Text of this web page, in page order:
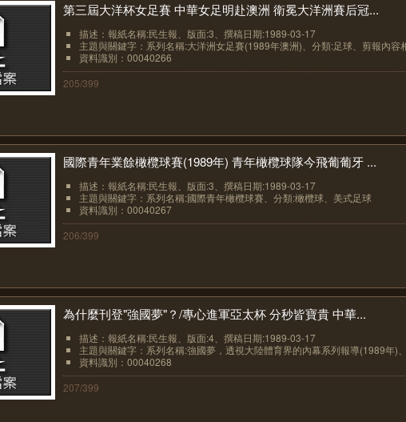
第三屆大洋杯女足賽 中華女足明赴澳洲 衛冕大洋洲賽后冠...
描述：報紙名稱:民生報、版面:3、撰稿日期:1989-03-17
主題與關鍵字：系列名稱:大洋洲女足賽(1989年澳洲)、分類:足球、剪報內容
資料識別：00040266
205/399
國際青年業餘橄欖球賽(1989年) 青年橄欖球隊今飛葡葡牙 ...
描述：報紙名稱:民生報、版面:3、撰稿日期:1989-03-17
主題與關鍵字：系列名稱:國際青年橄欖球賽、分類:橄欖球、美式足球
資料識別：00040267
206/399
為什麼刊登"強國夢"？/專心進軍亞太杯 分秒皆寶貴 中華...
描述：報紙名稱:民生報、版面:4、撰稿日期:1989-03-17
主題與關鍵字：系列名稱:強國夢，透視大陸體育界的內幕系列報導(1989年)
資料識別：00040268
207/399